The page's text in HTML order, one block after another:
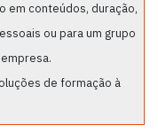
em conteúdos, duração,
ou para um grupo
de formação à